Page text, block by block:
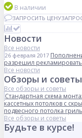
В наличии
ЗАПРОСИТЬ ЦЕНУ
Новости
Все новости
26 февраля 2017
разрешил рекламировать
Все новости
Обзоры и советы
Все обзоры и советы
Стандартная схема
кассетных потолков с
подвесного потолка
Все обзоры и советы
Будьте в курсе!